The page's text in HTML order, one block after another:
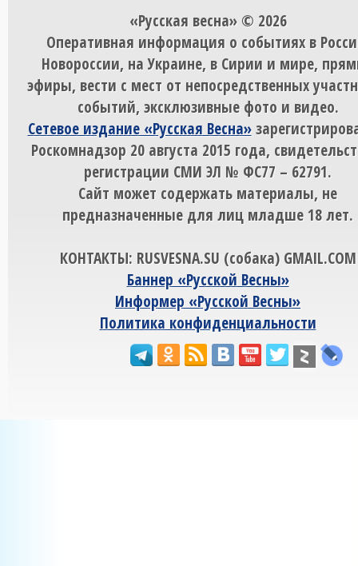
«Русская весна» © 2026
Оперативная информация о событиях в
Новороссии, на Украине, в Сирии и мире,
эфиры, вести с мест от непосредственных
событий, эксклюзивные фото и видео.
Сетевое издание «Русская Весна»
Роскомнадзор 20 августа 2015 года,
регистрации СМИ ЭЛ № ФС77 – 62791.
Сайт может содержать материалы, не
предназначенные для лиц младше 18 лет.
КОНТАКТЫ: RUSVESNA.SU (собака) GMAIL.COM
Баннер «Русской Весны»
Информер «Русской Весны»
Политика конфиденциальности